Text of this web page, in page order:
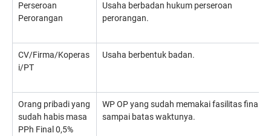
Perseroan
Perorangan
Usaha berbadan hukum perseroan
perorangan.
CV/Firma/Koperas
i/PT
Usaha berbentuk badan.
Orang pribadi yang
sudah habis masa
PPh Final 0,5%
WP OP yang sudah memakai fasilitas final
sampai batas waktunya.